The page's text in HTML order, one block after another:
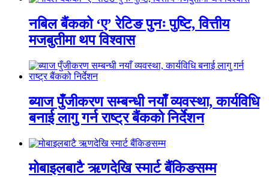
नबिल बैंकको ‘ए’ रेटिङ पुनः पुष्टि, वित्तीय
मजबुतीमा थप विश्वास
ब्याज पुँजीकरण सम्बन्धी नयाँ व्यवस्था, कार्यविधि
बनाई लागु गर्न राष्ट्र बैंकको निर्देशन
मोबाइलबाटै ऋणदेखि स्मार्ट बैंकिङसम्म